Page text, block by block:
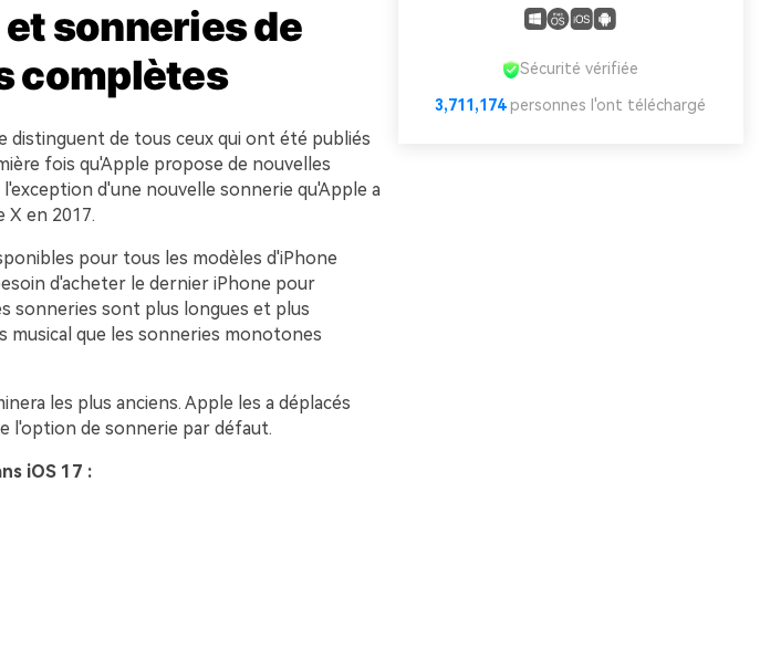
sonneries de
complètes
distinguent de tous ceux qui ont été publiés
fois qu'Apple propose de nouvelles
d'une nouvelle sonnerie qu'Apple a
X en 2017.
pour tous les modèles d'iPhone
d'acheter le dernier iPhone pour
sonneries sont plus longues et plus
musical que les sonneries monotones
les plus anciens. Apple les a déplacés
l'option de sonnerie par défaut.
iOS 17 :
Sécurité vérifiée
3,711,176personnes l'ont téléchargé